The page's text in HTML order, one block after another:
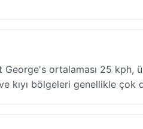
George's ortalaması 25 kph,
kıyı bölgeleri genellikle çok